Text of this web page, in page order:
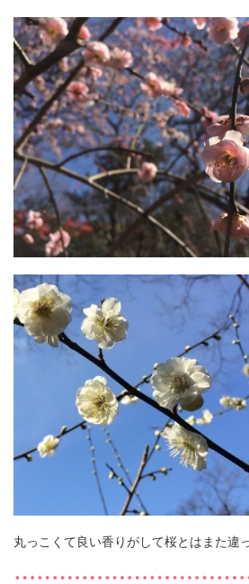
丸っこくて良い香りがして桜とはまた違